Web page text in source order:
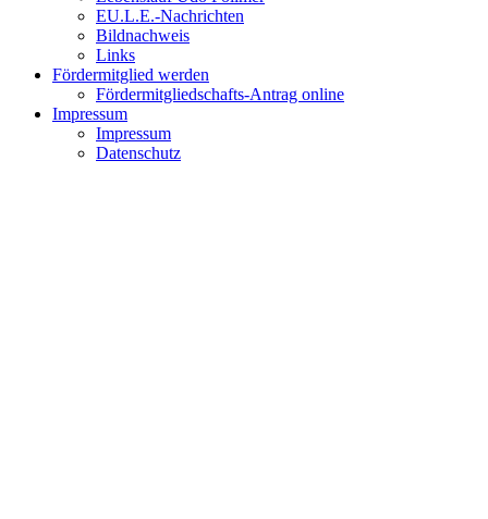
EU.L.E.-Nachrichten
Bildnachweis
Links
Fördermitglied werden
Fördermitgliedschafts-Antrag online
Impressum
Impressum
Datenschutz